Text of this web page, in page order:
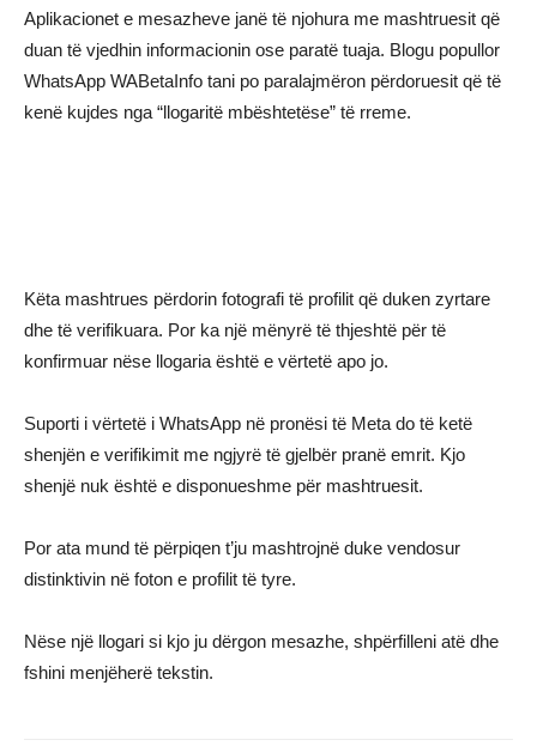
Aplikacionet e mesazheve janë të njohura me mashtruesit që
duan të vjedhin informacionin ose paratë tuaja. Blogu popullor
WhatsApp WABetaInfo tani po paralajmëron përdoruesit që të
kenë kujdes nga “llogaritë mbështetëse” të rreme.
Këta mashtrues përdorin fotografi të profilit që duken zyrtare
dhe të verifikuara. Por ka një mënyrë të thjeshtë për të
konfirmuar nëse llogaria është e vërtetë apo jo.
Suporti i vërtetë i WhatsApp në pronësi të Meta do të ketë
shenjën e verifikimit me ngjyrë të gjelbër pranë emrit. Kjo
shenjë nuk është e disponueshme për mashtruesit.
Por ata mund të përpiqen t’ju mashtrojnë duke vendosur
distinktivin në foton e profilit të tyre.
Nëse një llogari si kjo ju dërgon mesazhe, shpërfilleni atë dhe
fshini menjëherë tekstin.